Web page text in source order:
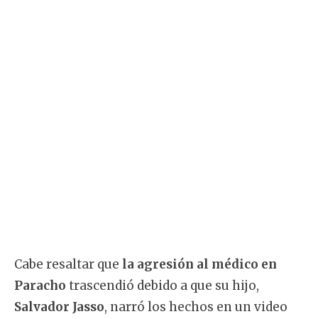
Cabe resaltar que la agresión al médico en
Paracho trascendió debido a que su hijo,
Salvador Jasso, narró los hechos en un video